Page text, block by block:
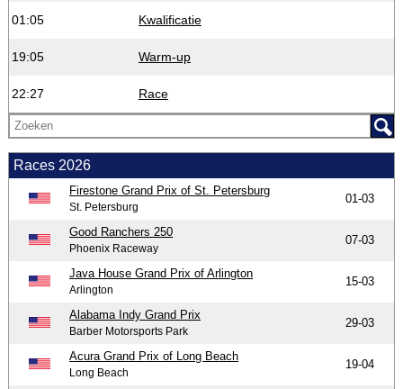
01:05 Kwalificatie
19:05 Warm-up
22:27 Race
Races 2026
Firestone Grand Prix of St. Petersburg
St. Petersburg
01-03
Good Ranchers 250
Phoenix Raceway
07-03
Java House Grand Prix of Arlington
Arlington
15-03
Alabama Indy Grand Prix
Barber Motorsports Park
29-03
Acura Grand Prix of Long Beach
Long Beach
19-04